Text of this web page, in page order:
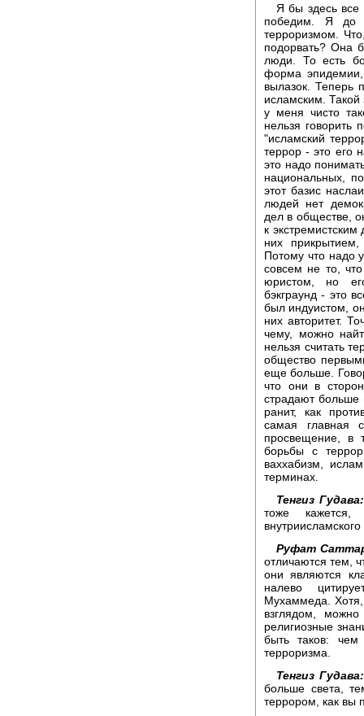
Я бы здесь все
победим. Я до
терроризмом.
подорвать? Она
люди. То есть
форма эпидемии,
вылазок. Теперь
исламским.
у меня чисто
нельзя говорить
"исламский
террор - это его
это надо
национальных,
этот базис
людей нет
дел в обществе,
к
них
Потому что надо
совсем не то,
юристом, но
бэкграунд - это
был индуистом,
них авторитет.
чему, можно
нельзя считать
общество
еще больше.
что они в
страдают больше
ранит, как
самая главная
просвещение, в
борьбы с
ваххабизм,
терминах.
Тенгиз Гудава:
тоже
Руфат
отличаются тем,
они являются
налево
Мухаммеда. Хотя,
взглядом,
религиозные
быть таков:
терроризма.
Тенгиз Гудава:
больше света,
террором, как вы